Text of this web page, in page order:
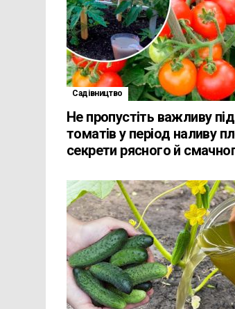
Садівництво
Не пропустіть важливу
томатів у період наливу
секрети рясного й